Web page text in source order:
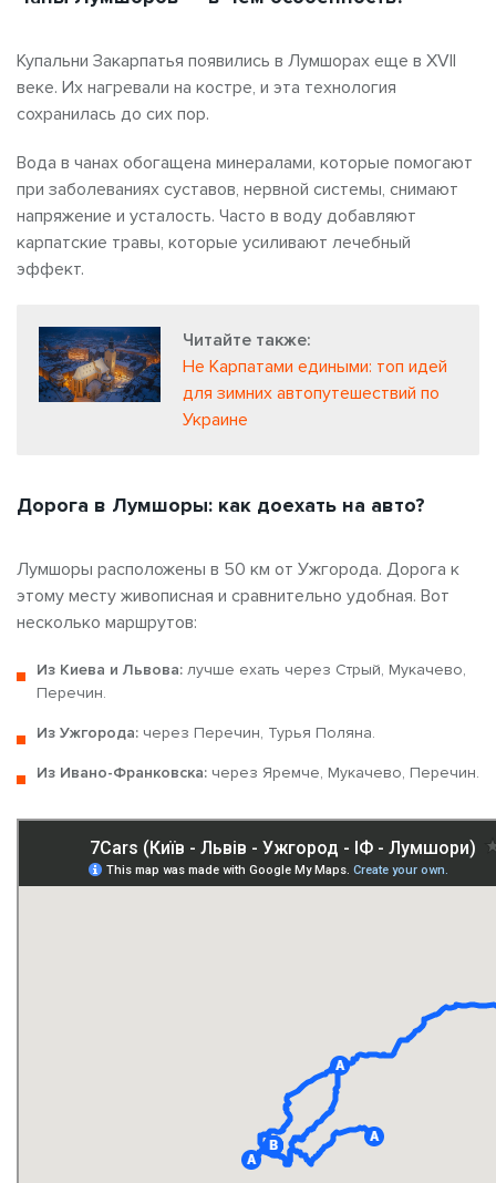
Купальни Закарпатья появились в Лумшорах еще в XVII
веке. Их нагревали на костре, и эта технология
сохранилась до сих пор.
Вода в чанах обогащена минералами, которые помогают
при заболеваниях суставов, нервной системы, снимают
напряжение и усталость. Часто в воду добавляют
карпатские травы, которые усиливают лечебный
эффект.
Читайте также:
Не Карпатами едиными: топ идей
для зимних автопутешествий по
Украине
Дорога в Лумшоры: как доехать на авто?
Лумшоры расположены в 50 км от Ужгорода. Дорога к
этому месту живописная и сравнительно удобная. Вот
несколько маршрутов:
Из Киева и Львова: лучше ехать через Стрый, Мукачево,
Перечин.
Из Ужгорода: через Перечин, Турья Поляна.
Из Ивано-Франковска: через Яремче, Мукачево, Перечин.